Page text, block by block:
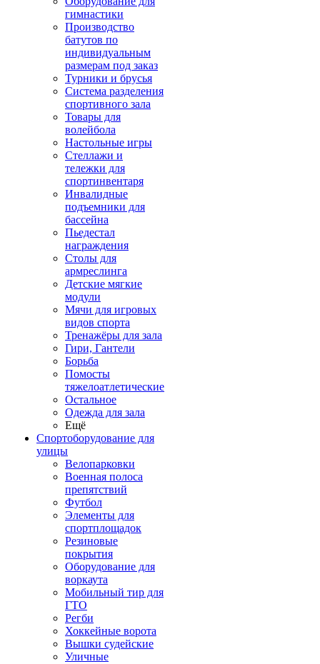
гимнастики
Производство
батутов по
индивидуальным
размерам под заказ
Турники и брусья
Система разделения
спортивного зала
Товары для
волейбола
Настольные игры
Стеллажи и
тележки для
спортинвентаря
Инвалидные
подъемники для
бассейна
Пьедестал
награждения
Столы для
армреслинга
Детские мягкие
модули
Мячи для игровых
видов спорта
Тренажёры для зала
Гири, Гантели
Борьба
Помосты
тяжелоатлетические
Остальное
Одежда для зала
Ещё
Спортоборудование для
улицы
Велопарковки
Военная полоса
препятствий
Футбол
Элементы для
спортплощадок
Резиновые
покрытия
Оборудование для
воркаута
Мобильный тир для
ГТО
Регби
Хоккейные ворота
Вышки судейские
Уличные